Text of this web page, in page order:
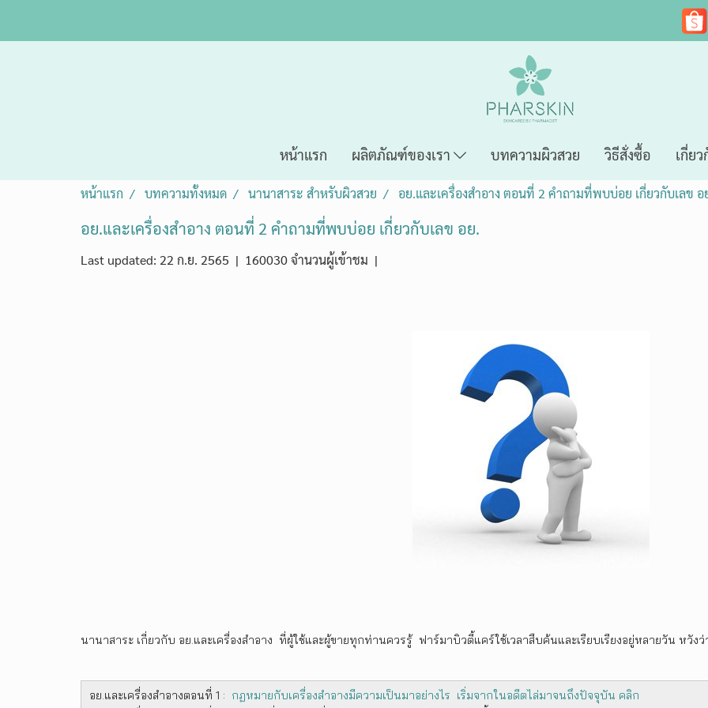
หน้าแรก ผลิตภัณฑ์ของเรา บทความผิวสวย วิธีสั่งซื้อ เกี่ยว
หน้าแรก บทความทั้งหมด นานาสาระ สำหรับผิวสวย อย.และเครื่องสำอาง ตอนที่ 2 คำถามที่พบบ่อย เกี่ยวกับเลข อ
อย.และเครื่องสำอาง ตอนที่ 2 คำถามที่พบบ่อย เกี่ยวกับเลข อย.
Last updated: 22 ก.ย. 2565 | 160030 จำนวนผู้เข้าชม |
นานาสาระ เกี่ยวกับ อย.และเครื่องสำอาง ที่ผู้ใช้และผู้ขายทุกท่านควรรู้ ฟาร์มาบิวตี้แคร์ใช้เวลาสืบค้นและเรียบเรียงอยู่หลายวัน หวัง
อย.และเครื่องสำอางตอนที่ 1 : กฏหมายกับเครื่องสำอางมีความเป็นมาอย่างไร เริ่มจากในอดีตไล่มาจนถึงปัจจุบัน คลิก